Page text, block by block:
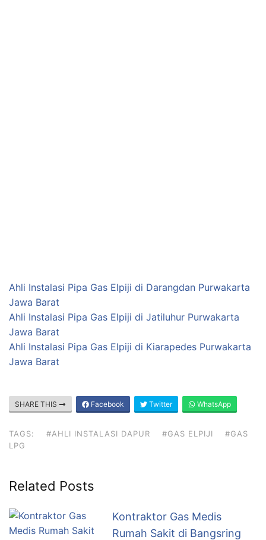
Ahli Instalasi Pipa Gas Elpiji di Darangdan Purwakarta
Jawa Barat
Ahli Instalasi Pipa Gas Elpiji di Jatiluhur Purwakarta
Jawa Barat
Ahli Instalasi Pipa Gas Elpiji di Kiarapedes Purwakarta
Jawa Barat
SHARE THIS Facebook Twitter WhatsApp
TAGS: #AHLI INSTALASI DAPUR #GAS ELPIJI
#GAS
LPG
Related Posts
Kontraktor Gas Medis
Rumah Sakit di Bangsring